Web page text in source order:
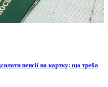
пенсії на картку: що треба